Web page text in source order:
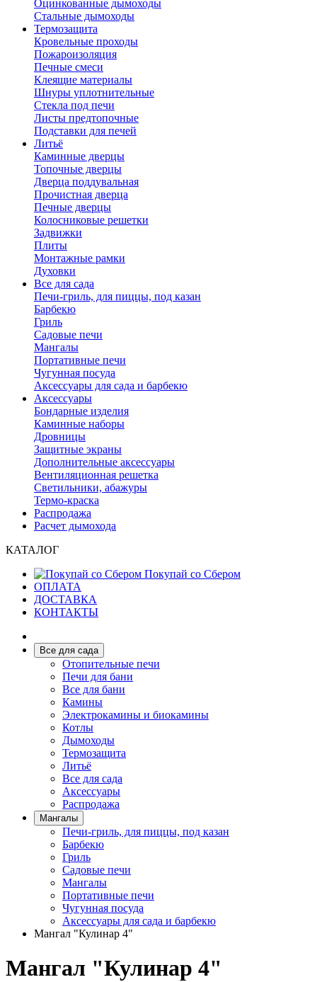
Оцинкованные дымоходы
Стальные дымоходы
Термозащита
Кровельные проходы
Пожароизоляция
Печные смеси
Клеящие материалы
Шнуры уплотнительные
Стекла под печи
Листы предтопочные
Подставки для печей
Литьё
Каминные дверцы
Топочные дверцы
Дверца поддувальная
Прочистная дверца
Печные дверцы
Колосниковые решетки
Задвижки
Плиты
Монтажные рамки
Духовки
Все для сада
Печи-гриль, для пиццы, под казан
Барбекю
Гриль
Садовые печи
Мангалы
Портативные печи
Чугунная посуда
Аксессуары для сада и барбекю
Аксессуары
Бондарные изделия
Каминные наборы
Дровницы
Защитные экраны
Дополнительные аксессуары
Вентиляционная решетка
Светильники, абажуры
Термо-краска
Распродажа
Расчет дымохода
КАТАЛОГ
Покупай со Сбером
ОПЛАТА
ДОСТАВКА
КОНТАКТЫ
Все для сада
Отопительные печи
Печи для бани
Все для бани
Камины
Электрокамины и биокамины
Котлы
Дымоходы
Термозащита
Литьё
Все для сада
Аксессуары
Распродажа
Мангалы
Печи-гриль, для пиццы, под казан
Барбекю
Гриль
Садовые печи
Мангалы
Портативные печи
Чугунная посуда
Аксессуары для сада и барбекю
Мангал "Кулинар 4"
Мангал "Кулинар 4"